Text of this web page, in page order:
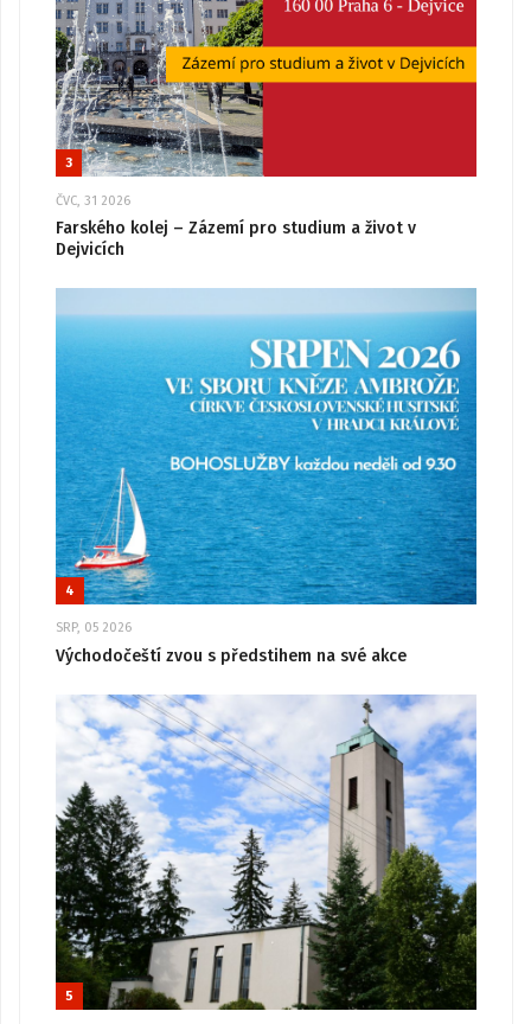
3
ČVC, 31 2026
Farského kolej – Zázemí pro studium a život v
Dejvicích
4
SRP, 05 2026
Východočeští zvou s předstihem na své akce
5